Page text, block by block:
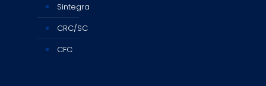
Sintegra
CRC/SC
CFC